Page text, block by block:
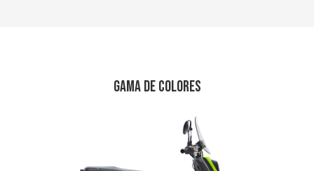
GAMA DE COLORES